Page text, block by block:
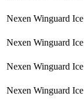
Nexen Winguard Ice
Nexen Winguard Ice
Nexen Winguard Ice
Nexen Winguard Ice